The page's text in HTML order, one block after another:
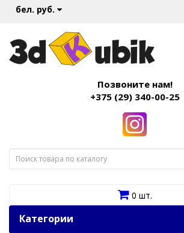
бел. руб.
Позвоните нам!
+375 (29) 340-00-25
0 шт.
Категории